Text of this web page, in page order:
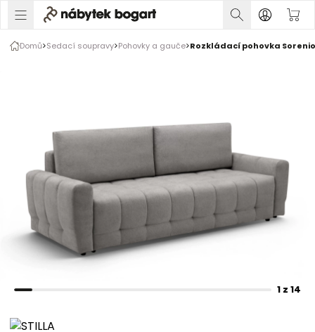
Domů Sedací soupravy Pohovky a gauče Rozkládací pohovka
1 z 14